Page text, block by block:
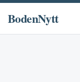
BodenNytt